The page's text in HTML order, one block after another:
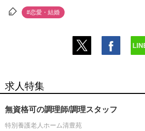
#恋愛・結婚
求人特集
無資格可の調理師/調理スタッフ
特別養護老人ホーム清豊苑